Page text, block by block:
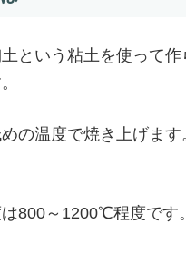
という粘土を使って
の温度で焼き上げま
800～1200℃程度です。